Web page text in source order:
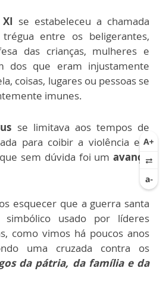
se estabeleceu a chamada
entre os beligerantes,
das crianças, mulheres e
dos que eram injustamente
coisas, lugares ou pessoas se
imunes.
se limitava aos tempos de
para coibir a violência em
sem dúvida foi um avanço
esquecer que a guerra santa
usado por líderes
como vimos há poucos anos
uma cruzada contra os
da pátria, da família e da